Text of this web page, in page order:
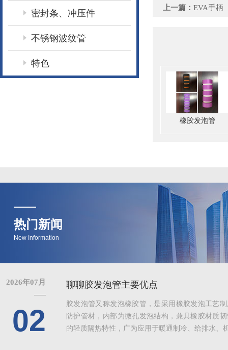
密封条、冲压件
不锈钢波纹管
特色
上一篇： EVA手柄
橡胶发泡管
热门新闻
New Information
2026年07月
02
聊聊胶发泡管主要优点
胶发泡管又称发泡橡胶管，是采用橡胶发泡工艺
防护管材，内部为微孔发泡结构，兼具橡胶材质
的轻质隔热特性，广为应用于暖通制冷、给排水、